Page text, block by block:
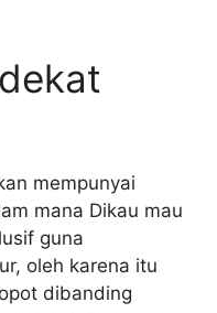
mempunyai
mana Dikau mau
guna
oleh karena itu
dibanding